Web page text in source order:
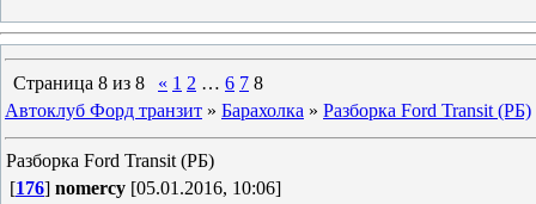
Страница 8 из 8 « 1 2 … 6 7 8
Автоклуб Форд транзит » Барахолка » Разборка Ford Transit (РБ)
Разборка Ford Transit (РБ)
[176] nomercy [05.01.2016, 10:06]